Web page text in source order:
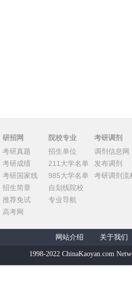
研招网
考研真题
考研成绩
考研国家线
招生简章
推荐免试
高考网
院校专业
招生单位
211大学名单
985大学名单
自划线院校
专业导航
考研调剂
调剂信息网
发布调剂
考研调剂流
网站介绍 关于我们
1998-2022 ChinaKaoyan.com